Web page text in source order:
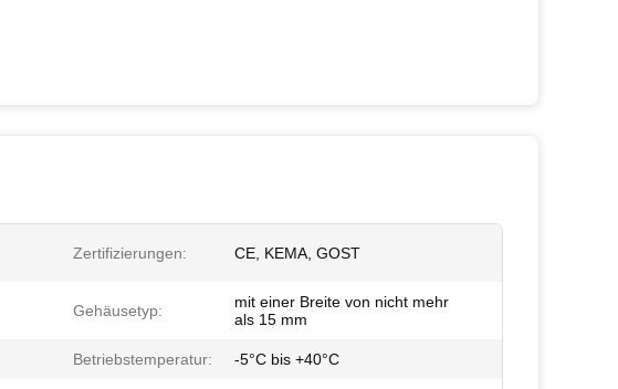
Zertifizierungen: CE, KEMA, GOST
Gehäusetyp:
mit einer Breite von nicht mehr
als 15 mm
Betriebstemperatur: -5°C bis +40°C